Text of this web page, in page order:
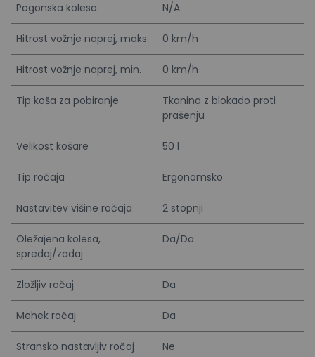
Pogonska kolesa N/A
Hitrost vožnje naprej, maks. 0 km/h
Hitrost vožnje naprej, min. 0 km/h
Tip koša za pobiranje
Tkanina z blokado proti
prašenju
Velikost košare 50 l
Tip ročaja Ergonomsko
Nastavitev višine ročaja 2 stopnji
Oležajena kolesa,
spredaj/zadaj
Da/Da
Zložljiv ročaj Da
Mehek ročaj Da
Stransko nastavljiv ročaj Ne